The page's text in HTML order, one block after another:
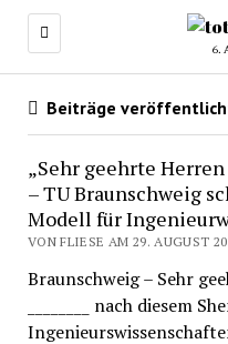
6.
Beiträge
„Sehr geehrte Herren
– TU Braunschweig
Modell für
VON FLIESE AM 29. AUGUST
Braunschweig – Sehr
________ nach diesem